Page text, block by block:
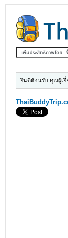
ยินดีต้อนรับ คุณผู้เยี่